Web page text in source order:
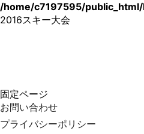
/home/c7197595/
2016スキー大会
索:
固定ページ
お問い合わせ
プライバシーポリシー